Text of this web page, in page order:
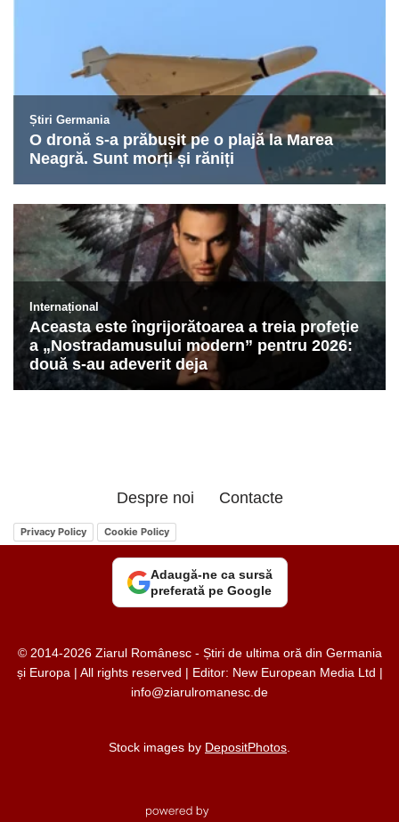
Despre noi Contacte
Privacy Policy Cookie Policy
Adaugă-ne ca sursă
preferată pe Google
© 2014-2026 Ziarul Românesc - Știri de ultima oră din Germania
și Europa | All rights reserved | Editor: New European Media Ltd |
info@ziarulromanesc.de
Stock images by DepositPhotos